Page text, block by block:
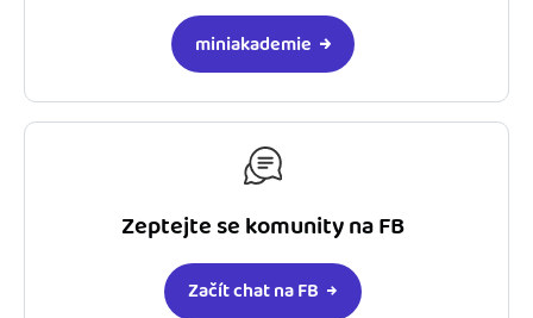
miniakademie
Zeptejte se komunity na FB
Začít chat na FB